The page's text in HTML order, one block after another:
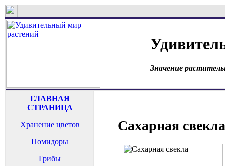
Значение
ГЛАВНАЯ
СТРАНИЦА
Хранение цветов
Помидоры
Грибы
Сахарная свекла